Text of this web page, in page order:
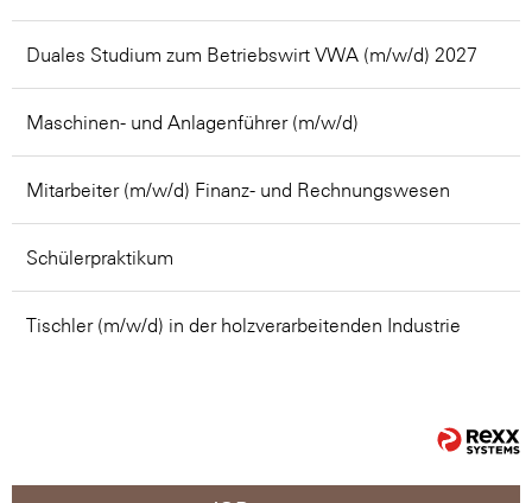
Duales Studium zum Betriebswirt VWA (m/w/d) 2027
Maschinen- und Anlagenführer (m/w/d)
Mitarbeiter (m/w/d) Finanz- und Rechnungswesen
Schülerpraktikum
Tischler (m/w/d) in der holzverarbeitenden Industrie